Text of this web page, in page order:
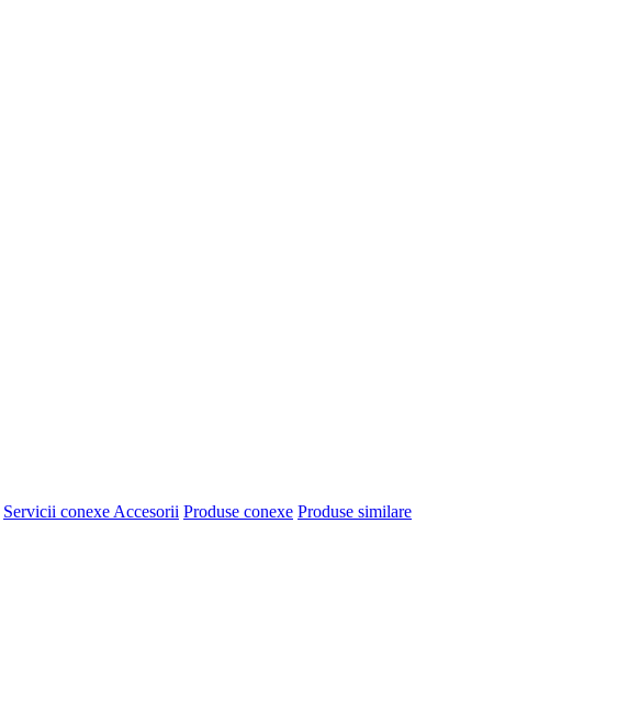
Servicii conexe Accesorii Produse conexe Produse similare